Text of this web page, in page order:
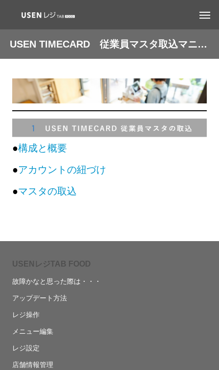
USEN TIMECARD 従業員マスタ取込マニュアル
●構成と概要
●アカウントの紐づけ
●マスタの取込
USENレジTAB FOOD
故障かなと思った際は・・・
アップデート方法
レジ操作
メニュー編集
レジ設定
店舗情報管理